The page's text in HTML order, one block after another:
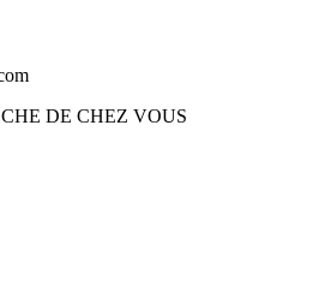
DE CHEZ VOUS